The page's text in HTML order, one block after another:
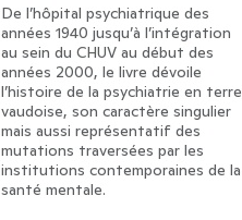
De l’hôpital psychiatrique des
années 1940 jusqu’à l’intégration
au sein du CHUV au début des
années 2000, le livre dévoile
l’histoire de la psychiatrie en terre
vaudoise, son caractère singulier
mais aussi représentatif des
mutations traversées par les
institutions contemporaines de la
santé mentale.